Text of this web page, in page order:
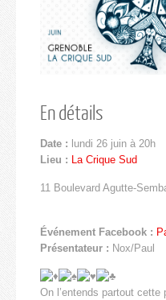
En détails
Date : lundi 26 juin à 20h
Lieu : La Crique Sud
11 Boulevard Agutte-
Événement Facebook :
Présentateur : Nox/Paul
On l’entends partout cette